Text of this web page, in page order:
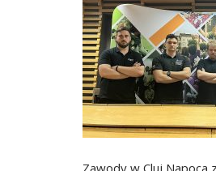
Zawody w Cluj Napoca